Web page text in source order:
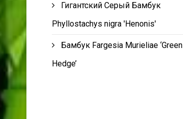
Гигантский Серый Бамбук
Phyllostachys nigra 'Henonis'
Бамбук Fargesia Murieliae ‘Green
Hedge’